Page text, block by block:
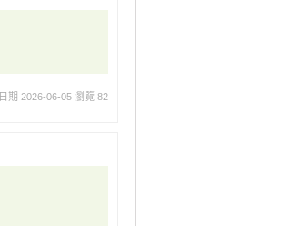
日期 2026-06-05 瀏覽 82